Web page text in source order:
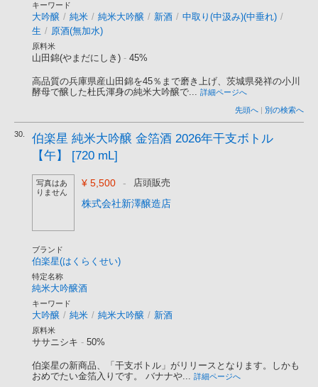
キーワード
大吟醸 / 純米 / 純米大吟醸 / 新酒 / 中取り(中汲み)(中垂れ) /
生 / 原酒(無加水)
原料米
山田錦(やまだにしき) - 45%
高品質の兵庫県産山田錦を45％まで磨き上げ、茨城県発祥の小川
酵母で醸した杜氏渾身の純米大吟醸で... 詳細ページへ
先頭へ | 別の検索へ
30.
伯楽星 純米大吟醸 金箔酒 2026年干支ボトル
【午】 [720 mL]
写真はあ
りません
¥ 5,500 - 店頭販売
株式会社新澤醸造店
ブランド
伯楽星(はくらくせい)
特定名称
純米大吟醸酒
キーワード
大吟醸 / 純米 / 純米大吟醸 / 新酒
原料米
ササニシキ - 50%
伯楽星の新商品、「干支ボトル」がリリースとなります。しかも
おめでたい金箔入りです。 バナナや... 詳細ページへ